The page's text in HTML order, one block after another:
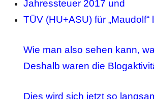
Jahressteuer 2017 und
TÜV (HU+ASU) für
Wie man also sehen kann,
Deshalb waren die
Dies wird sich jetzt so